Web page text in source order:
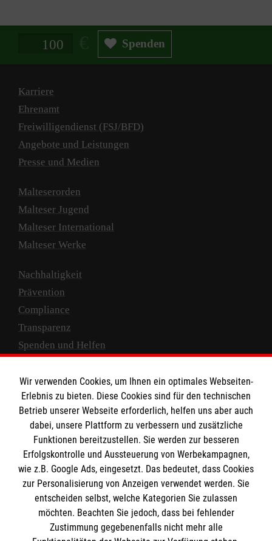
Spendenbetrag in Euro Spenden
Karriere
Ehrenamt
Freiwilligendienst (FSJ/BFD)
Angebote und Leistungen
Presse und Medien
Malteserorden
Malteser Jugend
Malteser International
Malteser Werke
Nachhaltigkeit
Prävention
Compliance
Transparenz
Spenden und Helfen
Empfänger: Malteser Hilfsdienst e.V.
IBAN: DE10 3706 0120 1201 2000 12
BIC: GENODED 1PA7
Wir verwenden Cookies, um Ihnen ein optimales Webseiten-
Erlebnis zu bieten. Diese Cookies sind für den technischen
Betrieb unserer Webseite erforderlich, helfen uns aber auch
dabei, unsere Plattform zu verbessern und zusätzliche
Funktionen bereitzustellen. Sie werden zur besseren
Erfolgskontrolle und Aussteuerung von Werbekampagnen,
wie z.B. Google Ads, eingesetzt. Das bedeutet, dass Cookies
zur Personalisierung von Anzeigen verwendet werden. Sie
entscheiden selbst, welche Kategorien Sie zulassen
möchten. Beachten Sie jedoch, dass bei fehlender
Zustimmung gegebenenfalls nicht mehr alle